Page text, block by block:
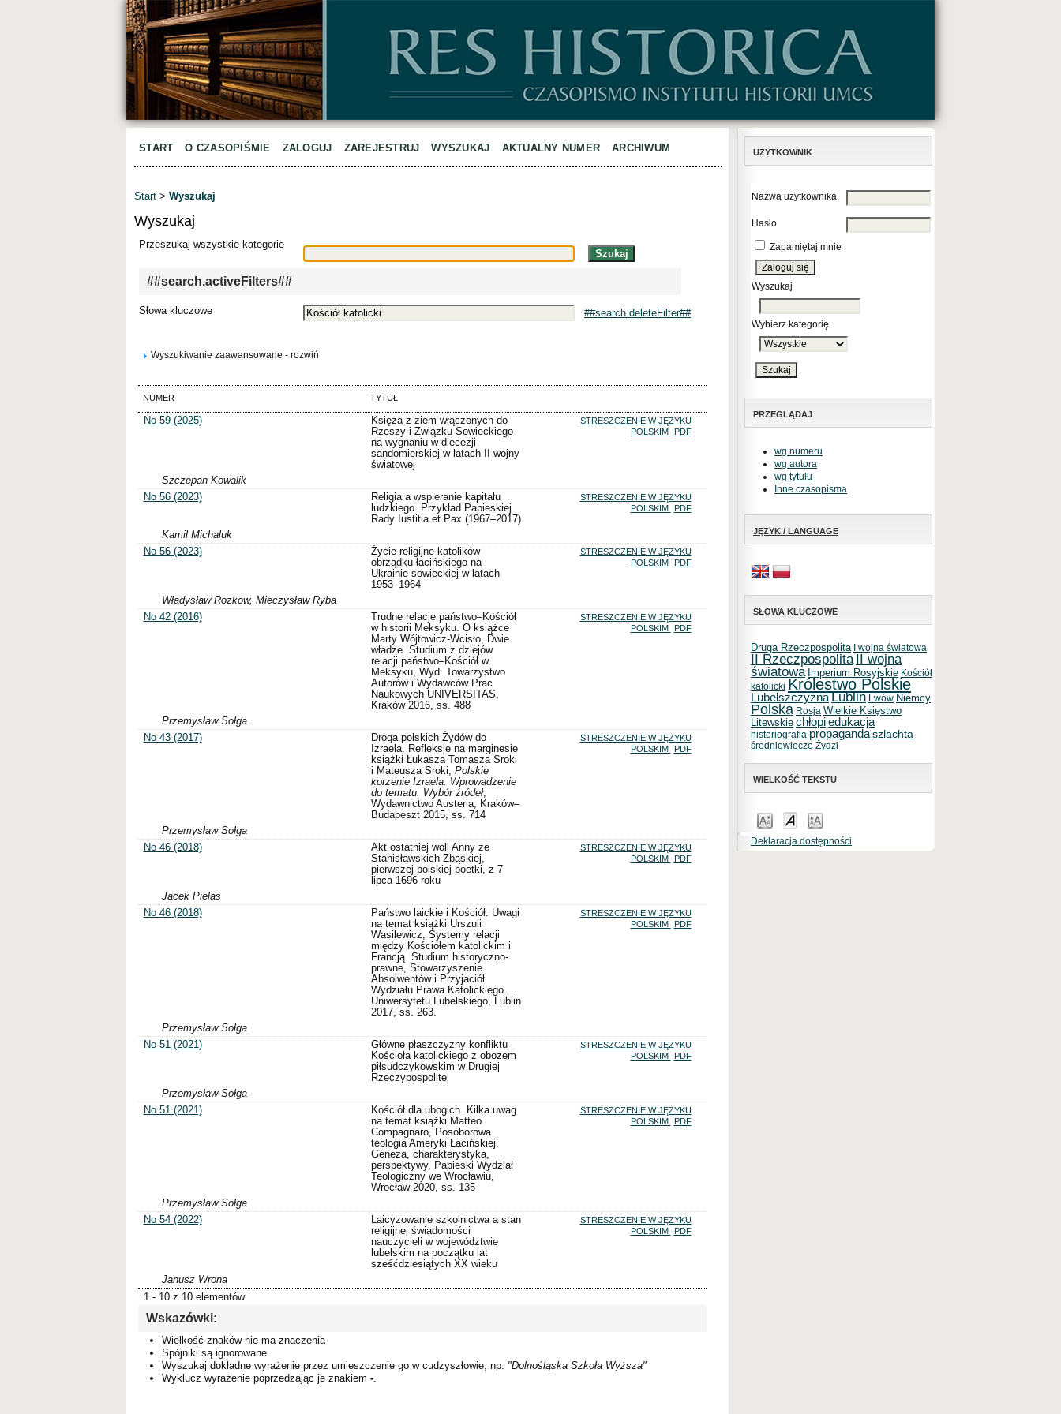
UŻYTKOWNIK
Nazwa użytkownika
Hasło
Zapamiętaj mnie
Wyszukaj
Wybierz kategorię
PRZEGLĄDAJ
wg numeru
wg autora
wg tytułu
Inne czasopisma
JĘZYK / LANGUAGE
SŁOWA KLUCZOWE
Druga Rzeczpospolita I wojna światowa
II Rzeczpospolita II wojna
światowa Imperium Rosyjskie Kościół
katolicki Królestwo Polskie
LubelszczyznaLublin Lwów Niemcy
Polska Rosja Wielkie Księstwo
Litewskie chłopiedukacja
historiografia propagandaszlachta
średniowiecze Żydzi
WIELKOŚĆ TEKSTU
Deklaracja dostępności
START O CZASOPIŚMIE ZALOGUJ ZAREJESTRUJ WYSZUKAJ AKTUALNY NUMER ARCHIWUM
Start > Wyszukaj
Wyszukaj
Przeszukaj wszystkie kategorie
##search.activeFilters##
Słowa kluczowe ##search.deleteFilter##
Wyszukiwanie zaawansowane - rozwiń
NUMER TYTUŁ
No 59 (2025)
Księża z ziem włączonych do
Rzeszy i Związku Sowieckiego
na wygnaniu w diecezji
sandomierskiej w latach II wojny
światowej
STRESZCZENIE W JĘZYKU
POLSKIM PDF
Szczepan Kowalik
No 56 (2023)
Religia a wspieranie kapitału
ludzkiego. Przykład Papieskiej
Rady Iustitia et Pax (1967–2017)
STRESZCZENIE W JĘZYKU
POLSKIM PDF
Kamil Michaluk
No 56 (2023)
Życie religijne katolików
obrządku łacińskiego na
Ukrainie sowieckiej w latach
1953–1964
STRESZCZENIE W JĘZYKU
POLSKIM PDF
Władysław Rożkow, Mieczysław Ryba
No 42 (2016)
Trudne relacje państwo–Kościół
w historii Meksyku. O książce
Marty Wójtowicz-Wcisło, Dwie
władze. Studium z dziejów
relacji państwo–Kościół w
Meksyku, Wyd. Towarzystwo
Autorów i Wydawców Prac
Naukowych UNIVERSITAS,
Kraków 2016, ss. 488
STRESZCZENIE W JĘZYKU
POLSKIM PDF
Przemysław Sołga
No 43 (2017)
Droga polskich Żydów do
Izraela. Refleksje na marginesie
książki Łukasza Tomasza Sroki
i Mateusza Sroki, Polskie
korzenie Izraela. Wprowadzenie
do tematu. Wybór źródeł,
Wydawnictwo Austeria, Kraków–
Budapeszt 2015, ss. 714
STRESZCZENIE W JĘZYKU
POLSKIM PDF
Przemysław Sołga
No 46 (2018)
Akt ostatniej woli Anny ze
Stanisławskich Zbąskiej,
pierwszej polskiej poetki, z 7
lipca 1696 roku
STRESZCZENIE W JĘZYKU
POLSKIM PDF
Jacek Pielas
No 46 (2018)
Państwo laickie i Kościół: Uwagi
na temat książki Urszuli
Wasilewicz, Systemy relacji
między Kościołem katolickim i
Francją. Studium historyczno-
prawne, Stowarzyszenie
Absolwentów i Przyjaciół
Wydziału Prawa Katolickiego
Uniwersytetu Lubelskiego, Lublin
2017, ss. 263.
STRESZCZENIE W JĘZYKU
POLSKIM PDF
Przemysław Sołga
No 51 (2021)
Główne płaszczyzny konfliktu
Kościoła katolickiego z obozem
piłsudczykowskim w Drugiej
Rzeczypospolitej
STRESZCZENIE W JĘZYKU
POLSKIM PDF
Przemysław Sołga
No 51 (2021)
Kościół dla ubogich. Kilka uwag
na temat książki Matteo
Compagnaro, Posoborowa
teologia Ameryki Łacińskiej.
Geneza, charakterystyka,
perspektywy, Papieski Wydział
Teologiczny we Wrocławiu,
Wrocław 2020, ss. 135
STRESZCZENIE W JĘZYKU
POLSKIM PDF
Przemysław Sołga
No 54 (2022)
Laicyzowanie szkolnictwa a stan
religijnej świadomości
nauczycieli w województwie
lubelskim na początku lat
sześćdziesiątych XX wieku
STRESZCZENIE W JĘZYKU
POLSKIM PDF
Janusz Wrona
1 - 10 z 10 elementów
Wskazówki:
Wielkość znaków nie ma znaczenia
Spójniki są ignorowane
Wyszukaj dokładne wyrażenie przez umieszczenie go w cudzyszłowie, np. "Dolnośląska Szkoła Wyższa"
Wyklucz wyrażenie poprzedzając je znakiem -.